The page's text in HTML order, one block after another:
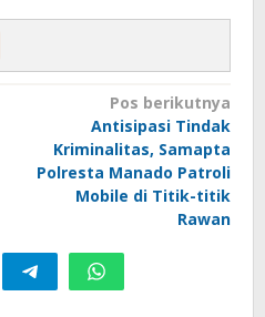
Pos berikutnya
Antisipasi Tindak
Kriminalitas, Samapta
Polresta Manado Patroli
Mobile di Titik-titik
Rawan